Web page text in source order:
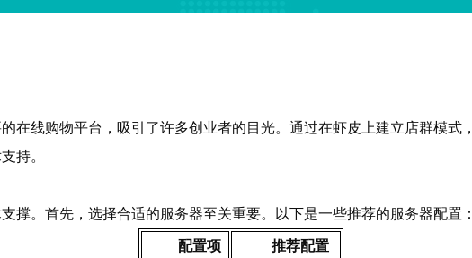
在线购物平台，吸引了许多创业者的目光。通过在虾皮上建立店群模
持。
撑。首先，选择合适的服务器至关重要。以下是一些推荐的服务器配置：
配置项 推荐配置